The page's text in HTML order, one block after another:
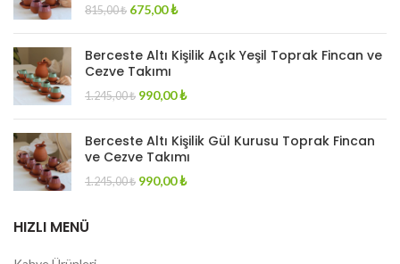
815,00₺ Original
815,00 ₺.
675,00₺Current
675,00 ₺.
Berceste Altı Kişilik Açık Yeşil Toprak Fincan ve
Cezve Takımı
1.245,00₺ Original
1.245,00 ₺.
990,00₺Current
990,00 ₺.
Berceste Altı Kişilik Gül Kurusu Toprak Fincan
ve Cezve Takımı
1.245,00₺ Original
990,00₺Current
HIZLI MENÜ